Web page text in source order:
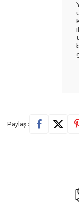
Paylaş :